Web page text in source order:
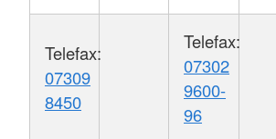
Telefax:
07309
8450
Telefax:
07302
9600-
96